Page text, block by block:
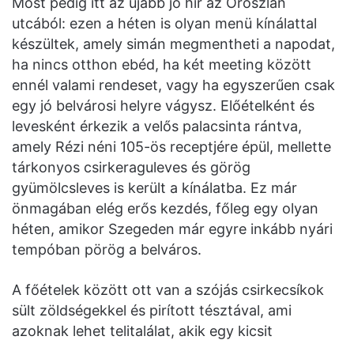
utcából: ezen a héten is olyan menü kínálattal
készültek, amely simán megmentheti a napodat,
ha nincs otthon ebéd, ha két meeting között
ennél valami rendeset, vagy ha egyszerűen csak
egy jó belvárosi helyre vágysz. Előételként és
levesként érkezik a velős palacsinta rántva,
amely Rézi néni 105-ös receptjére épül, mellette
tárkonyos csirkeraguleves és görög
gyümölcsleves is került a kínálatba. Ez már
önmagában elég erős kezdés, főleg egy olyan
héten, amikor Szegeden már egyre inkább nyári
tempóban pörög a belváros.
A főételek között ott van a szójás csirkecsíkok
sült zöldségekkel és pirított tésztával, ami
azoknak lehet telitalálat, akik egy kicsit